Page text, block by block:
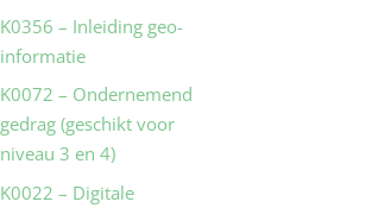
K0356 – Inleiding geo-
informatie
K0072 – Ondernemend
gedrag (geschikt voor
niveau 3 en 4)
K0022 – Digitale